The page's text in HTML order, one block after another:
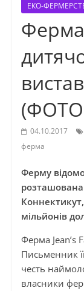
ЕКО-
Ферма
04.10.2017
ферма
Ферму
розташована
мільйонів
Ферма Jean’s
Письменник
честь
власники